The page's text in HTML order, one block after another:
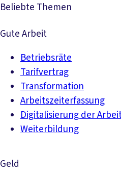
Beliebte Themen
Gute Arbeit
Betriebsräte
Tarifvertrag
Transformation
Arbeitszeiterfassung
Digitalisierung der
Weiterbildung
Geld